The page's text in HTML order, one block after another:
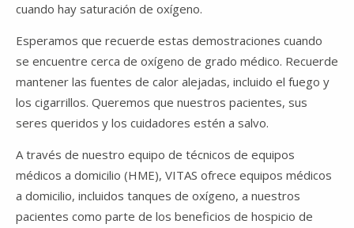
cuando hay saturación de oxígeno.
Esperamos que recuerde estas demostraciones cuando
se encuentre cerca de oxígeno de grado médico. Recuerde
mantener las fuentes de calor alejadas, incluido el fuego y
los cigarrillos. Queremos que nuestros pacientes, sus
seres queridos y los cuidadores estén a salvo.
A través de nuestro equipo de técnicos de equipos
médicos a domicilio (HME), VITAS ofrece equipos médicos
a domicilio, incluidos tanques de oxígeno, a nuestros
pacientes como parte de los beneficios de hospicio de